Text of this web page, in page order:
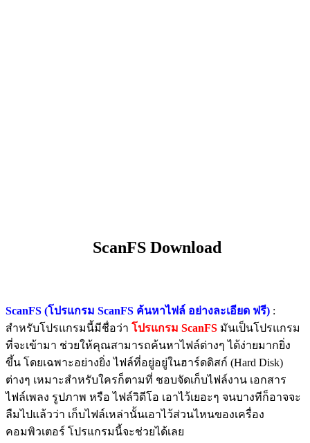
ScanFS Download
ScanFS (โปรแกรม ScanFS ค้นหาไฟล์ อย่างละเอียด ฟรี) :
สำหรับโปรแกรมนี้มีชื่อว่า โปรแกรม ScanFS มันเป็นโปรแกรม
ที่จะเข้ามา ช่วยให้คุณสามารถค้นหาไฟล์ต่างๆ ได้ง่ายมากยิ่ง
ขึ้น โดยเฉพาะอย่างยิ่ง ไฟล์ที่อยู่อยู่ในฮาร์ดดิสก์ (Hard Disk)
ต่างๆ เหมาะสำหรับใครก็ตามที่ ชอบจัดเก็บไฟล์งาน เอกสาร
ไฟล์เพลง รูปภาพ หรือ ไฟล์วิดีโอ เอาไว้เยอะๆ จนบางทีก็อาจจะ
ลืมไปแล้วว่า เก็บไฟล์เหล่านั้นเอาไว้ส่วนไหนของเครื่อง
คอมพิวเตอร์ โปรแกรมนี้จะช่วยได้เลย